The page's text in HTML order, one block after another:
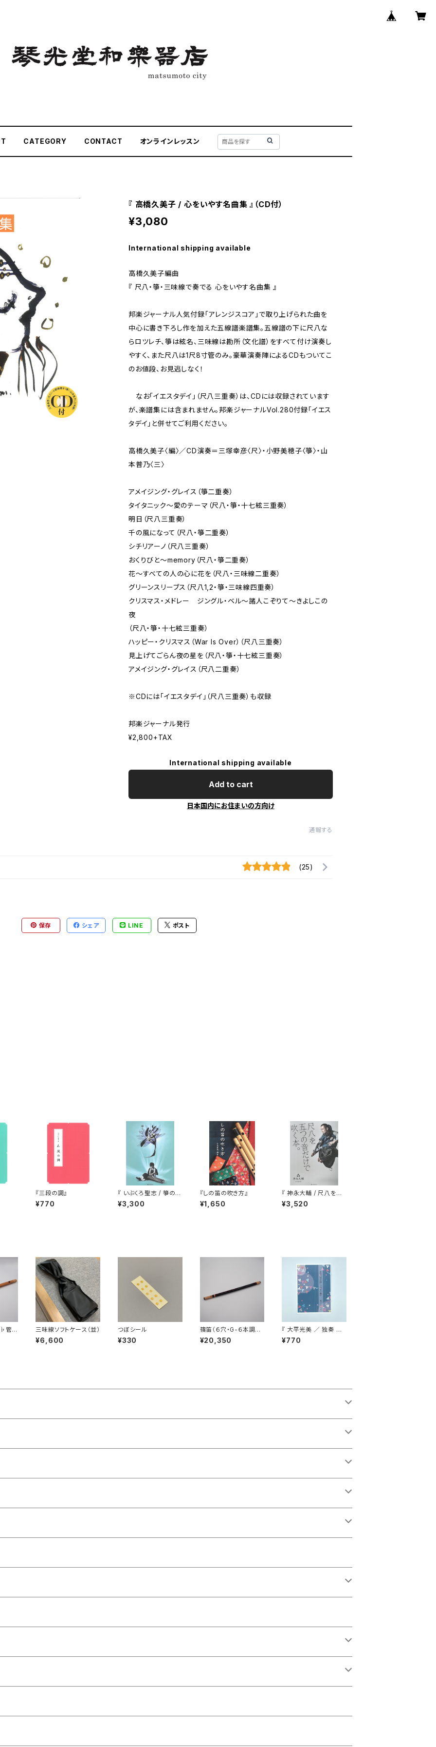
CATEGORY CONTACT オンラインレッスン
『 高橋久美子 / 心をいやす名曲集 』（CD付）
¥3,080
International shipping available
高橋久美子編曲
『 尺八・箏・三味線で奏でる 心をいやす名曲集 』
邦楽ジャーナル人気付録「アレンジスコア」で取り上げられた曲を
中心に書き下ろし作を加えた五線譜楽譜集。五線譜の下に尺八な
らロツレチ、箏は絃名、三味線は勘所（文化譜）をすべて付け演奏し
やすく、また尺八は1尺8寸管のみ。豪華演奏陣によるCDもついてこ
のお値段、お見逃しなく！
なお「イエスタデイ」（尺八三重奏）は、CDには収録されています
が、楽譜集には含まれません。邦楽ジャーナルVol.280付録「イエス
タデイ」と併せてご利用ください。
高橋久美子〈編〉／CD演奏＝三塚幸彦〈尺〉・小野美穂子〈箏〉・山
本普乃〈三〉
アメイジング・グレイス（箏二重奏）
タイタニック～愛のテーマ（尺八・箏・十七絃三重奏）
明日（尺八三重奏）
千の風になって（尺八・箏二重奏）
シチリアーノ（尺八三重奏）
おくりびと～memory（尺八・箏二重奏）
花～すべての人の心に花を（尺八・三味線二重奏）
グリーンスリーブス（尺八1,2・箏・三味線四重奏）
クリスマス・メドレー ジングル・ベル～諸人こぞりて～きよしこの
夜
（尺八・箏・十七絃三重奏）
ハッピー・クリスマス（War Is Over）（尺八三重奏）
見上げてごらん夜の星を（尺八・箏・十七絃三重奏）
アメイジング・グレイス（尺八二重奏）
※CDには「イエスタデイ」（尺八三重奏）も収録
邦楽ジャーナル発行
¥2,800+TAX
International shipping available
Add to cart
日本国内にお住まいの方向け
通報する
(25)
保存 シェア LINE ポスト
『三段の調』
¥770
『 いぶくろ聖志 / 箏のい
ろは 』（CD付）
¥3,300
『しの笛の吹き方』
¥1,650
『 神永大輔 / 尺八を五
つの音だけで吹く本。 』
（CD付）
¥3,520
管・ 三味線ソフトケース（並）
¥6,600
つぼシール
¥330
篠笛（６穴・G-６本調
子）
¥20,350
『 大平光美 ／ 独奏 里
の秋/小さい秋 』
¥770